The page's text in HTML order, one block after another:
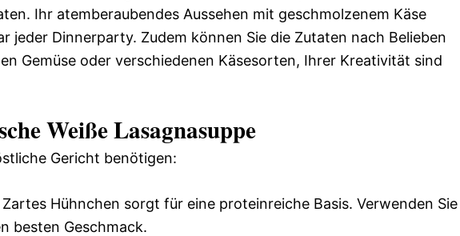
Ihr atemberaubendes Aussehen mit geschmolzenem Käse
jeder Dinnerparty. Zudem können Sie die Zutaten nach Belieben
Gemüse oder verschiedenen Käsesorten, Ihrer Kreativität sind
Weiße Lasagnasuppe
Gericht benötigen:
Zartes Hühnchen sorgt für eine proteinreiche Basis. Verwenden Sie
besten Geschmack.